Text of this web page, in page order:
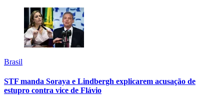
Brasil
STF manda Soraya e Lindbergh explicarem acusação de
estupro contra vice de Flávio